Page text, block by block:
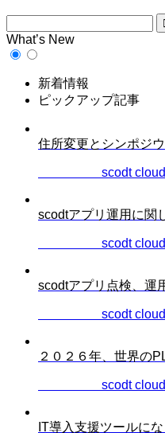
What’s New
新着情報
ピックアップ記事
住所変更とシンポジ
scodt cloud
scodtアプリ運用に関
scodt cloud
scodtアプリ点検、運
scodt cloud
２０２６年、世界の
scodt cloud
IT導入支援ツールにな